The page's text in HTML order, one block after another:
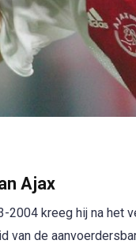
Ajax
2004 kreeg hij na het
van de